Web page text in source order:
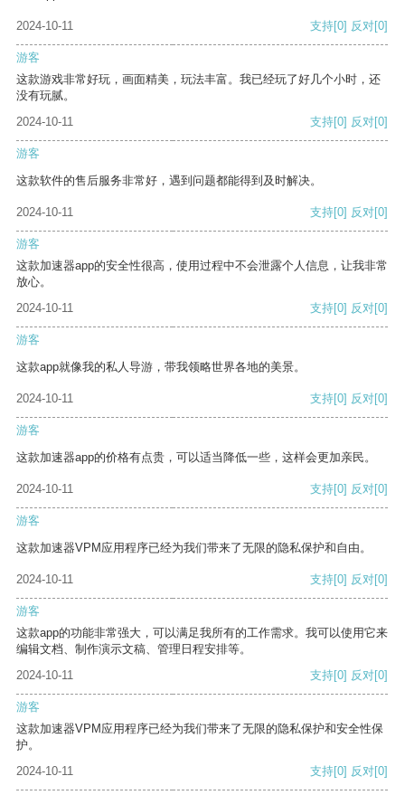
2024-10-11 支持[0] 反对[0]
游客
这款游戏非常好玩，画面精美，玩法丰富。我已经玩了好几个小时，还
没有玩腻。
2024-10-11
支持[0] 反对[0]
游客
这款软件的售后服务非常好，遇到问题都能得到及时解决。
2024-10-11 支持[0] 反对[0]
游客
这款加速器app的安全性很高，使用过程中不会泄露个人信息，让我非常
放心。
2024-10-11
支持[0] 反对[0]
游客
这款app就像我的私人导游，带我领略世界各地的美景。
2024-10-11 支持[0] 反对[0]
游客
这款加速器app的价格有点贵，可以适当降低一些，这样会更加亲民。
2024-10-11 支持[0] 反对[0]
游客
这款加速器VPM应用程序已经为我们带来了无限的隐私保护和自由。
2024-10-11 支持[0] 反对[0]
游客
这款app的功能非常强大，可以满足我所有的工作需求。我可以使用它来
编辑文档、制作演示文稿、管理日程安排等。
2024-10-11
支持[0] 反对[0]
游客
这款加速器VPM应用程序已经为我们带来了无限的隐私保护和安全性保
护。
2024-10-11
支持[0] 反对[0]